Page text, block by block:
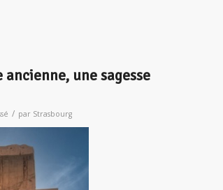
une sagesse
/ par Strasbourg